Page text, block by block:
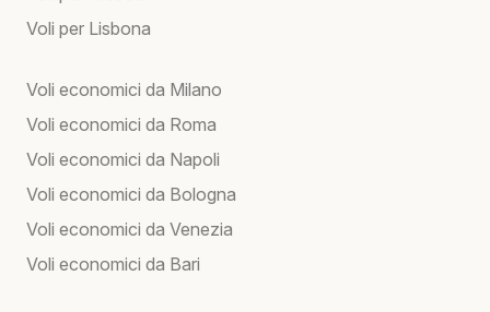
Voli per Lisbona
Voli economici da Milano
Voli economici da Roma
Voli economici da Napoli
Voli economici da Bologna
Voli economici da Venezia
Voli economici da Bari